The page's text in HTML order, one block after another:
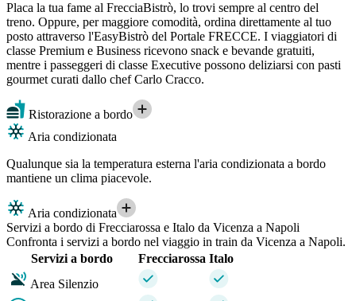
Placa la tua fame al FrecciaBistrò, lo trovi sempre al centro del
treno. Oppure, per maggiore comodità, ordina direttamente al tuo
posto attraverso l'EasyBistrò del Portale FRECCE. I viaggiatori di
classe Premium e Business ricevono snack e bevande gratuiti,
mentre i passeggeri di classe Executive possono deliziarsi con pasti
gourmet curati dallo chef Carlo Cracco.
Ristorazione a bordo
Aria condizionata
Qualunque sia la temperatura esterna l'aria condizionata a bordo
mantiene un clima piacevole.
Aria condizionata
Servizi a bordo di Frecciarossa e Italo da Vicenza a Napoli
Confronta i servizi a bordo nel viaggio in train da Vicenza a Napoli.
Servizi a bordo
Frecciarossa Italo
Area Silenzio